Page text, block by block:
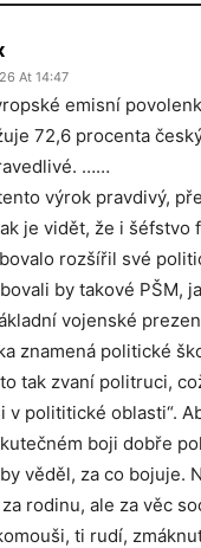
At 14:47
emisní
72,6 procenta
……
výrok pravdivý,
je vidět, že i šéfstvo
rozšířil své
by takové PŠM,
vojenské
znamená politické
tak zvaní politruci,
v polititické oblasti“.
boji dobře
věděl, za co bojuje.
rodinu, ale za věc
ti rudí,